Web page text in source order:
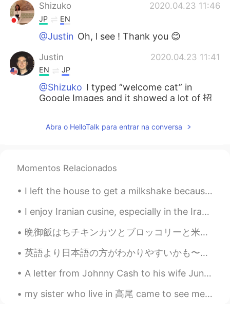
Shizuko 2020.04.23 11:46
JP EN
@Justin Oh, l see ! Thank you 😊
Justin 2020.04.23 11:41
EN JP
@Shizuko I typed “welcome cat” in
Google Images and it showed a lot of 招
Shizuko 2020.04.23 11:32
was called welcome cat in English 😁
Justin 2020.04.23 11:15
🤗
Mari 2020.04.23 11:14
だぁ〜😳
Abra o HelloTalk para entrar na conversa
Momentos Relacionados
I left the house to get a milkshake because I’m feeling like I wanna be fat today and my sister s...
I enjoy Iranian cusine, especially in the Iranian restaurants in the UK, they really generous wit...
晩御飯はちチキンカツとブロッコリーと米を作りました。料理をしにやすかったでした。晩御飯は友達と食べました。友達が本当に美味しかったといました。料理が上手になりたいです。 For dinner ...
英語より日本語の方がわかりやすいかも〜特に言葉の覚え方。例えば、不便、不幸、不平は不の漢字がわかったら、言葉の意味もわかりやすくなるかもしれません。でも、英語のInconvenient, mis...
A letter from Johnny Cash to his wife June Carter Cash on her 65th birthday. Happy Birthday Prin...
my sister who live in 高尾 came to see me yesterday. she said Its been a long time since the last t...